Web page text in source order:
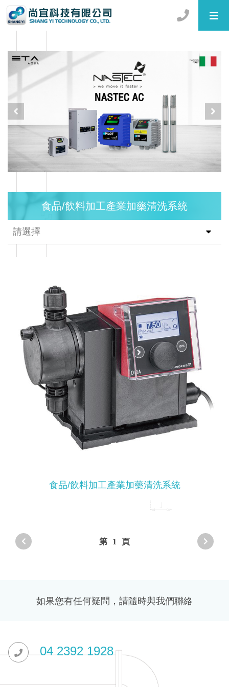
食品/飲料加工產業加藥清洗系統
食品/飲料加工產業加藥清洗系統
第 1 頁
如果您有任何疑問，請隨時與我們聯絡
04 2392 1928